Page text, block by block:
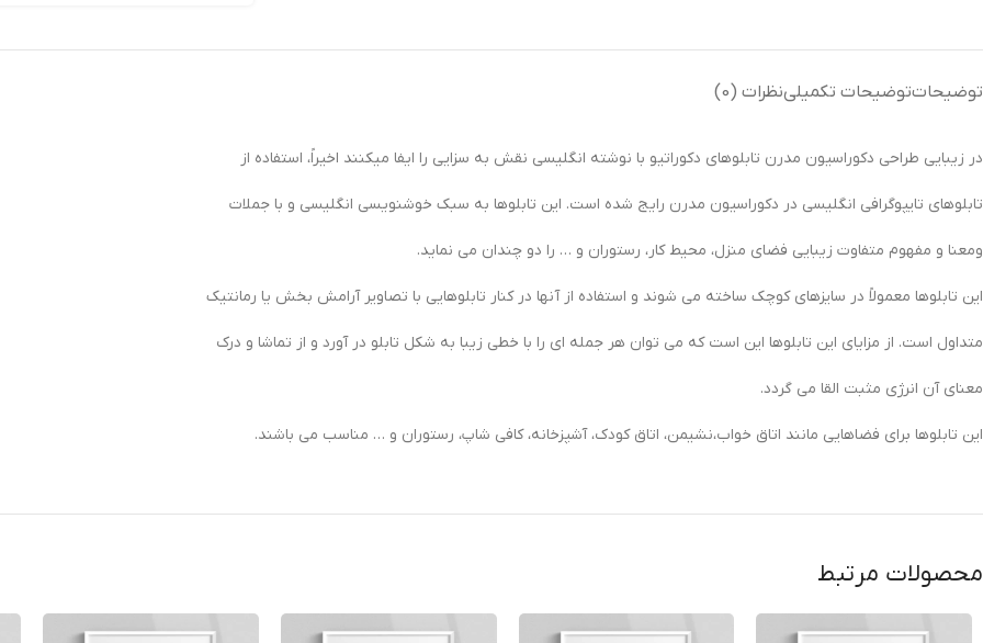
توضیحاتتوضیحات تکمیلینظرات (0)
در زیبایی طراحی دکوراسیون مدرن تابلوهای دکوراتیو با نوشته انگلیسی نقش به سزایی را ایفا میکنند اخیراً، استفاده از
تابلوهای تایپوگرافی انگلیسی در دکوراسیون مدرن رایج شده است. این تابلوها به سبک خوشنویسی انگلیسی و با جملات
ومعنا و مفهوم متفاوت زیبایی فضای منزل، محیط کار، رستوران و … را دو چندان می نماید.
این تابلوها معمولاً در سایزهای کوچک ساخته می شوند و استفاده از آنها در کنار تابلوهایی با تصاویر آرامش بخش یا رمانتیک
متداول است. از مزایای این تابلوها این است که می توان هر جمله ای را با خطی زیبا به شکل تابلو در آورد و از تماشا و درک
معنای آن انرژی مثبت القا می گردد.
این تابلوها برای فضاهایی مانند اتاق خواب،نشیمن، اتاق کودک، آشپزخانه، کافی شاپ، رستوران و … مناسب می باشند.
محصولات مرتبط